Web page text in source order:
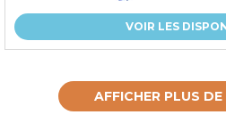
VOIR LES
AFFICHER PLUS